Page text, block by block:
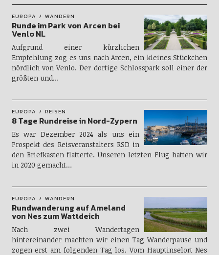
EUROPA WANDERN
Runde im Park von Arcen bei
Venlo NL
Aufgrund einer kürzlichen
Empfehlung zog es uns nach Arcen, ein kleines Stückchen
nördlich von Venlo. Der dortige Schlosspark soll einer der
größten und…
EUROPA REISEN
8 Tage Rundreise in Nord-Zypern
Es war Dezember 2024 als uns ein
Prospekt des Reisveranstalters RSD in
den Briefkasten flatterte. Unseren letzten Flug hatten wir
in 2020 gemacht…
EUROPA WANDERN
Rundwanderung auf Ameland
von Nes zum Wattdeich
Nach zwei Wandertagen
hintereinander machten wir einen Tag Wanderpause und
zogen erst am folgenden Tag los. Vom Hauptinselort Nes